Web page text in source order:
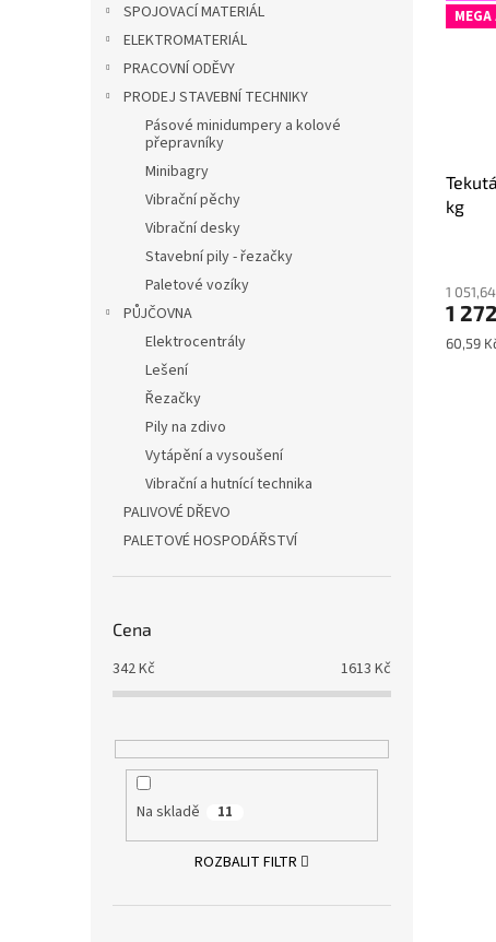
SPOJOVACÍ MATERIÁL
ELEKTROMATERIÁL
PRACOVNÍ ODĚVY
PRODEJ STAVEBNÍ TECHNIKY
Pásové minidumpery a kolové
přepravníky
Minibagry
Vibrační pěchy
Vibrační desky
Stavební pily - řezačky
Paletové vozíky
PŮJČOVNA
Elektrocentrály
Lešení
Řezačky
Pily na zdivo
Vytápění a vysoušení
Vibrační a hutnící technika
PALIVOVÉ DŘEVO
PALETOVÉ HOSPODÁŘSTVÍ
Cena
342Kč 1613 Kč
Na skladě 11
ROZBALIT FILTR
MEGA
kg
je
5,0
1
1
Měrná
60,59